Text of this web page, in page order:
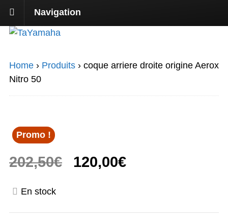
Navigation
Home › Produits › coque arriere droite origine Aerox
Nitro 50
Promo !
202,50€
Le
120,00€Le
En stock